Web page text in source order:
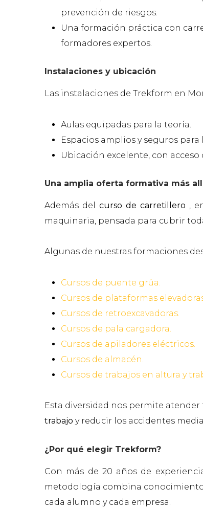
prevención de riesgos.
Una formación práctica con
formadores expertos.
Instalaciones y ubicación
Las instalaciones de Trekform en
Aulas equipadas para la teoría.
Espacios amplios y seguros
Ubicación excelente, con
Una amplia oferta formativa más
Además delcurso de carretillero
,
maquinaria, pensada para cubrir
Algunas de nuestras formaciones
Cursos de puente grúa.
Cursos de plataformas
Cursos de retroexcavadoras.
Cursos de pala cargadora.
Cursos de apiladores eléctricos.
Cursos de almacén.
Cursos de trabajos en altura y
Esta diversidad nos permite
trabajo y reducir los accidentes
¿Por qué elegir Trekform?
Con más de 20 años de
metodología combina
cada alumno y cada empresa.